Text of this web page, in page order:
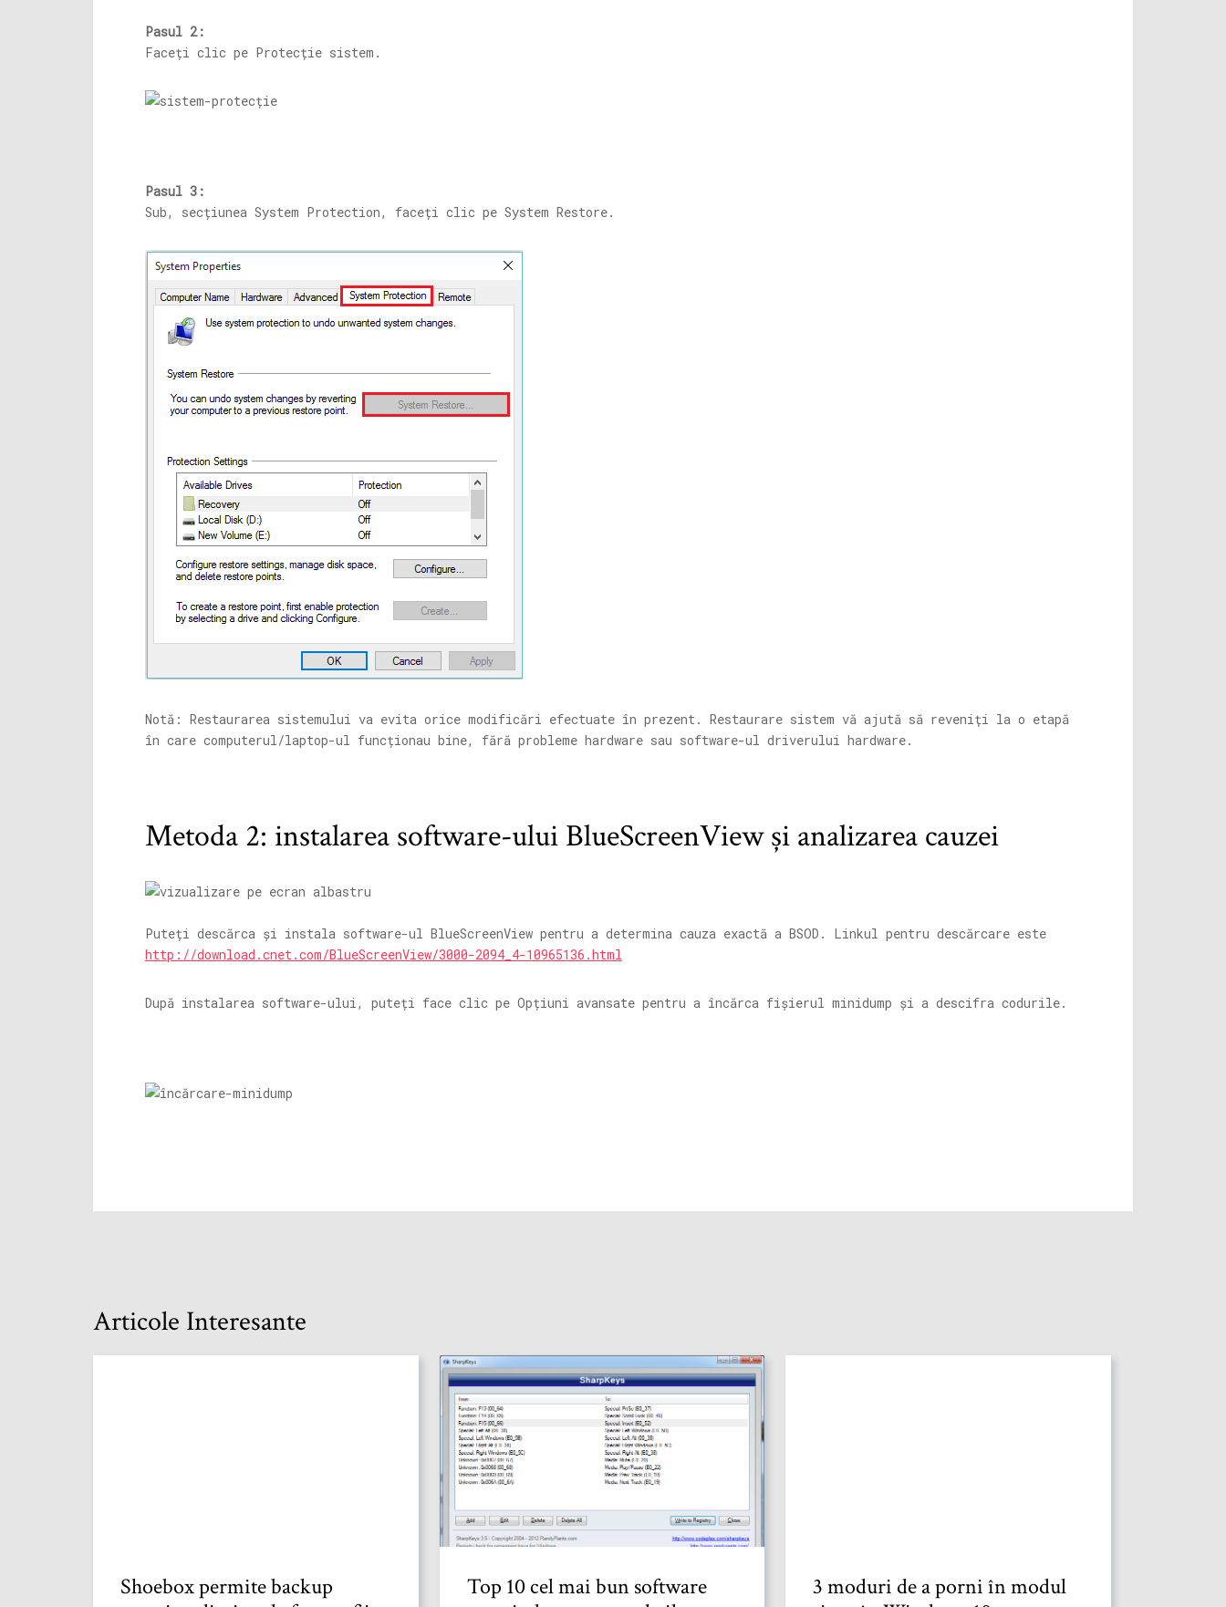
Pasul 2:
Faceți clic pe Protecție sistem.
Pasul 3:
Sub, secțiunea System Protection, faceți clic pe System Restore.
Notă: Restaurarea sistemului va evita orice modificări efectuate în prezent. Restaurare sistem vă ajută să reveniți la o etapă
în care computerul/laptop-ul funcționau bine, fără probleme hardware sau software-ul driverului hardware.
Metoda 2: instalarea software-ului BlueScreenView și analizarea cauzei
Puteți descărca și instala software-ul BlueScreenView pentru a determina cauza exactă a BSOD. Linkul pentru descărcare este
http://download.cnet.com/BlueScreenView/3000-2094_4-10965136.html
După instalarea software-ului, puteți face clic pe Opțiuni avansate pentru a încărca fișierul minidump și a descifra codurile.
Articole Interesante
Shoebox permite backup
Top 10 cel mai bun software
3 moduri de a porni în modul